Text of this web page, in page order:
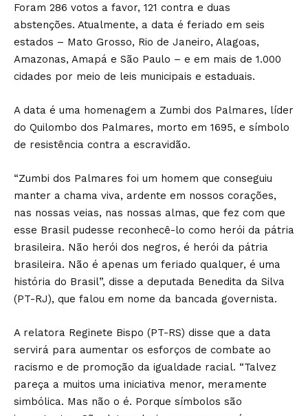
Foram 286 votos a favor, 121 contra e duas
abstenções. Atualmente, a data é feriado em seis
estados – Mato Grosso, Rio de Janeiro, Alagoas,
Amazonas, Amapá e São Paulo – e em mais de 1.000
cidades por meio de leis municipais e estaduais.
A data é uma homenagem a Zumbi dos Palmares, líder
do Quilombo dos Palmares, morto em 1695, e símbolo
de resistência contra a escravidão.
“Zumbi dos Palmares foi um homem que conseguiu
manter a chama viva, ardente em nossos corações,
nas nossas veias, nas nossas almas, que fez com que
esse Brasil pudesse reconhecê-lo como herói da pátria
brasileira. Não herói dos negros, é herói da pátria
brasileira. Não é apenas um feriado qualquer, é uma
história do Brasil”, disse a deputada Benedita da Silva
(PT-RJ), que falou em nome da bancada governista.
A relatora Reginete Bispo (PT-RS) disse que a data
servirá para aumentar os esforços de combate ao
racismo e de promoção da igualdade racial. “Talvez
pareça a muitos uma iniciativa menor, meramente
simbólica. Mas não o é. Porque símbolos são